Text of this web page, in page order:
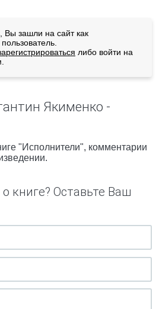
Вы зашли на сайт как
либо войти на
Якименко -
"Исполнители", комментарии
книге? Оставьте Ваш